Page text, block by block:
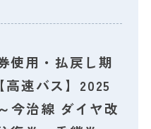
使用・払戻し期
速バス】2025
今治線 ダイヤ改